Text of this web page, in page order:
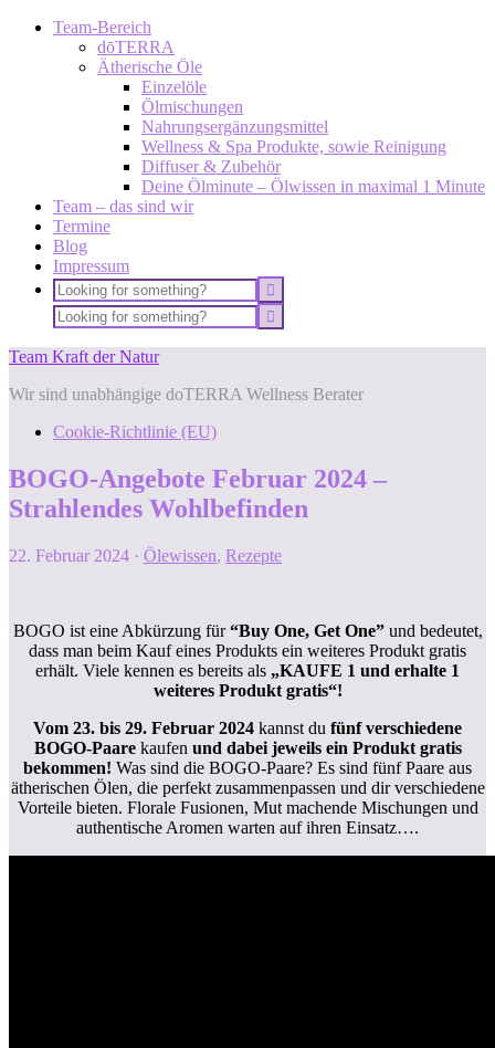
Team-Bereich
dōTERRA
Ätherische Öle
Einzelöle
Ölmischungen
Nahrungsergänzungsmittel
Wellness & Spa Produkte, sowie Reinigung
Diffuser & Zubehör
Deine Ölminute – Ölwissen in maximal 1 Minute
Team – das sind wir
Termine
Blog
Impressum
Team Kraft der Natur
Wir sind unabhängige doTERRA Wellness Berater
Cookie-Richtlinie (EU)
BOGO-Angebote Februar 2024 –
Strahlendes Wohlbefinden
22. Februar 2024 · Ölewissen, Rezepte
BOGO ist eine Abkürzung für“Buy One, Get One”und bedeutet,
dass man beim Kauf eines Produkts ein weiteres Produkt gratis
erhält. Viele kennen es bereits als „KAUFE 1 und erhalte 1
weiteres Produkt gratis“!
Vom 23. bis 29. Februar 2024 kannst du fünf verschiedene
BOGO-Paarekaufen und dabei jeweils ein Produkt gratis
bekommen! Was sind die BOGO-Paare? Es sind fünf Paare aus
ätherischen Ölen, die perfekt zusammenpassen und dir verschiedene
Vorteile bieten. Florale Fusionen, Mut machende Mischungen und
authentische Aromen warten auf ihren Einsatz….